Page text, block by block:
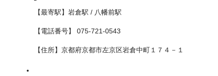
美原区
西区
大東市
【最寄駅】岩倉駅 / 八幡前駅
【電話番号】 075-721-0543
【住所】京都府京都市左京区岩倉中町１７４－１